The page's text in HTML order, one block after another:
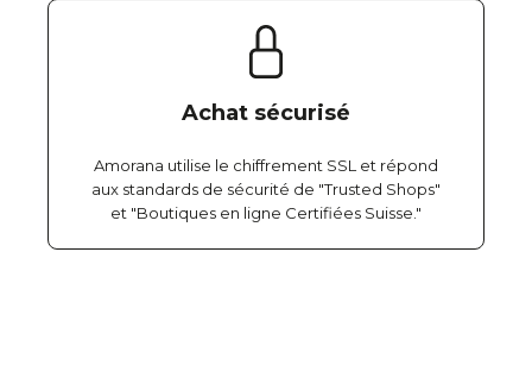
Achat sécurisé
Amorana utilise le chiffrement SSL et répond
aux standards de sécurité de "Trusted Shops"
et "Boutiques en ligne Certifiées Suisse."